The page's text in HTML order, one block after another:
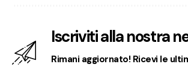
Iscriviti alla nostra
Rimani aggiornato! Ricevi le